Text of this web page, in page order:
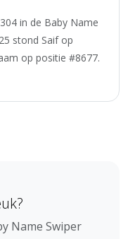
in de Baby Name
stond Saif op
op positie #8677.
Name Swiper